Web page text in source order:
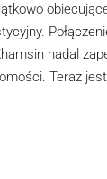
nadal
Teraz